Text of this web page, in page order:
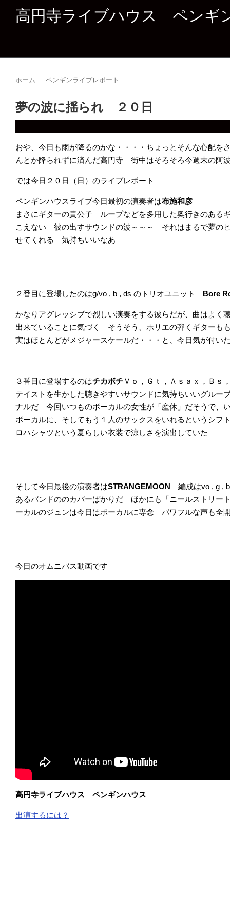
高円寺ライブハウス ペンギ
ホーム ペンギンライブレポート
夢の波に揺られ ２０日
おや、今日も雨が降るのかな・・・・ちょっとそんな心配を
んとか降られずに済んだ高円寺 街中はそろそろ今週末の阿
では今日２０日（日）のライブレポート
ペンギンハウスライブ今日最初の演奏者は布施和彦
まさにギターの貴公子 ループなどを多用した奥行きのある
こえない 彼の出すサウンドの波～～～ それはまるで夢の
せてくれる 気持ちいいなあ
２番目に登場したのはg/vo , b , ds のトリオユニット Bore
かなりアグレッシブで烈しい演奏をする彼らだが、曲はよく
出来ていることに気づく そうそう、ホリエの弾くギターも
実はほとんどがメジャースケールだ・・・と、今日気が付い
３番目に登場するのはチカボチＶｏ，Ｇｔ，Ａｓａｘ，Ｂ
テイストを生かした聴きやすいサウンドに気持ちいいグル
ナルだ 今回いつものボーカルの女性が「産休」だそうで、
ボーカルに、そしてもう１人のサックスをいれるというシ
ロハシャツという夏らしい衣装で涼しさを演出していた
そして今日最後の演奏者はSTRANGEMOON 編成はvo , g ,
あるバンドののカバーばかりだ ほかにも「ニールストリー
ーカルのジュンは今日はボーカルに専念 パワフルな声も全
今日のオムニバス動画です
高円寺ライブハウス ペンギンハウス
出演するには？